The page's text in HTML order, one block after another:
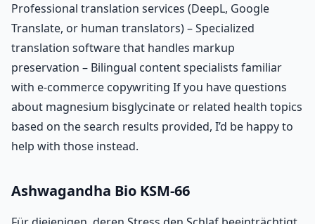
Professional translation services (DeepL, Google
Translate, or human translators) – Specialized
translation software that handles markup
preservation – Bilingual content specialists familiar
with e-commerce copywriting If you have questions
about magnesium bisglycinate or related health topics
based on the search results provided, I’d be happy to
help with those instead.
Ashwagandha Bio KSM-66